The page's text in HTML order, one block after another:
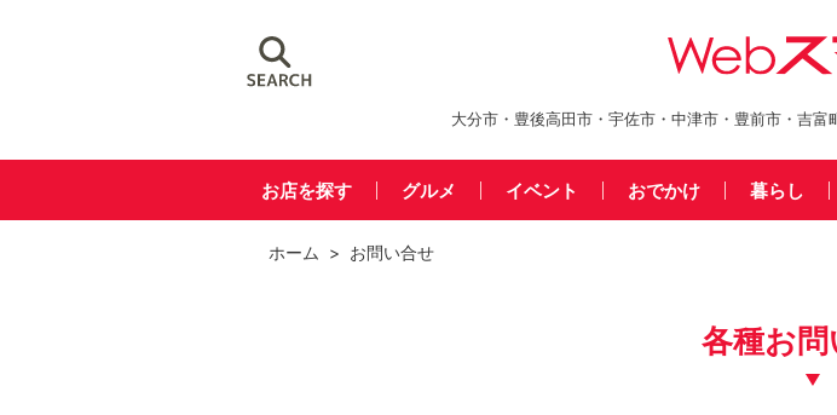
大分市・豊後高田市・宇佐市・中津市・豊前市・吉
お店を探す グルメ イベント おでかけ 暮らし
ホーム > お問い合せ
各種お